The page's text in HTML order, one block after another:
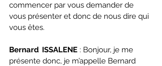
commencer par vous demander de
vous présenter et donc de nous dire qui
vous êtes.
Bernard  ISSALENE : Bonjour, je me
présente donc, je m’appelle Bernard